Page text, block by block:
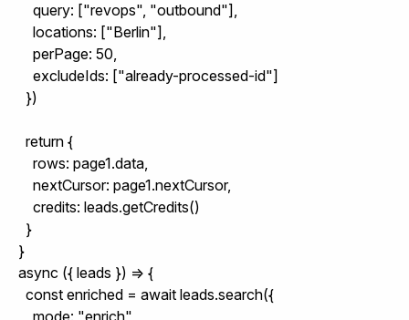
    query: ["revops", "outbound"],
    locations: ["Berlin"],
    perPage: 50,
    excludeIds: ["already-processed-id"]
  })
  return {
    rows: page1.data,
    nextCursor: page1.nextCursor,
    credits: leads.getCredits()
  }
}
async ({ leads }) => {
  const enriched = await leads.search({
    mode: "enrich",